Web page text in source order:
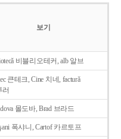
보기
비블리오테커, alb 알브
큰테크, Cine 치네, facturǎ
러
몰도바, Brad 브라드
폭샤니, Cartof 카르토프